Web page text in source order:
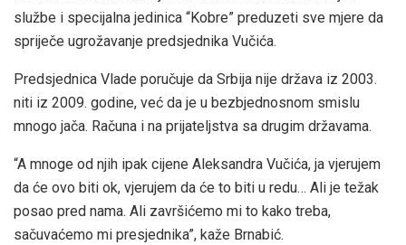
službe i specijalna jedinica “Kobre” preduzeti sve mjere da
spriječe ugrožavanje predsjednika Vučića.
Predsjednica Vlade poručuje da Srbija nije država iz 2003.
niti iz 2009. godine, već da je u bezbjednosnom smislu
mnogo jača. Računa i na prijateljstva sa drugim državama.
“A mnoge od njih ipak cijene Aleksandra Vučića, ja vjerujem
da će ovo biti ok, vjerujem da će to biti u redu… Ali je težak
posao pred nama. Ali završićemo mi to kako treba,
sačuvaćemo mi presjednika”, kaže Brnabić.